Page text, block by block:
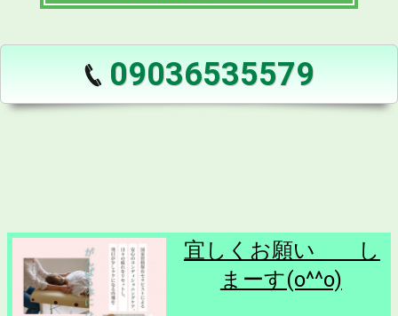
09036535579
宜しくお願い し
まーす(o^^o)